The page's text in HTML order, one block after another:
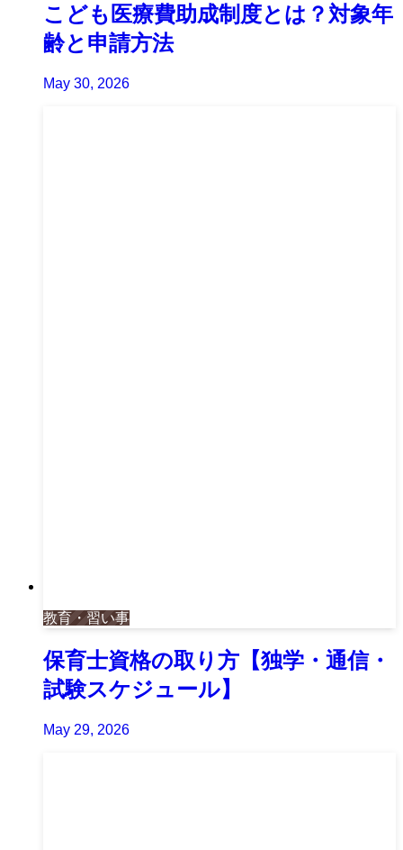
こども医療費助成制度とは？対象年
齢と申請方法
May 30, 2026
教育・習い事
保育士資格の取り方【独学・通信・
試験スケジュール】
May 29, 2026